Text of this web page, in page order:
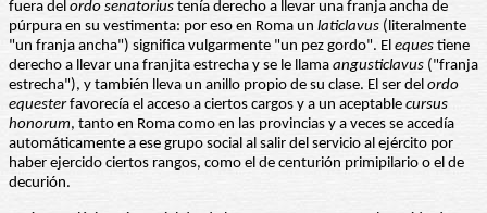
fuera del ordo senatorius tenía derecho a llevar una franja ancha de
púrpura en su vestimenta: por eso en Roma un laticlavus (literalmente
"un franja ancha") significa vulgarmente "un pez gordo". El eques tiene
derecho a llevar una franjita estrecha y se le llama angusticlavus ("franja
estrecha"), y también lleva un anillo propio de su clase. El ser del ordo
equesterfavorecía el acceso a ciertos cargos y a un aceptable cursus
honorum, tanto en Roma como en las provincias y a veces se accedía
automáticamente a ese grupo social al salir del servicio al ejército por
haber ejercido ciertos rangos, como el de centurión primipilario o el de
decurión.